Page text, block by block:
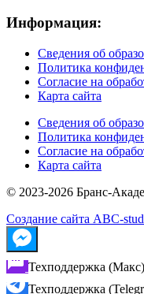
Информация:
Сведения об
Политика
Согласие на
Карта сайта
Сведения об
Политика
Согласие на
Карта сайта
© 2023-2026 Бранс-
Создание сайта ABC-
Техподдержка (Макс)
Техподдержка